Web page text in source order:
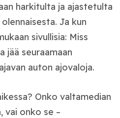
harkitulta ja ajastetulta
Ja kun
sivullisia: Miss
jää seuraamaan
auton ajovaloja.
Onko valtamedian
vai onko se –